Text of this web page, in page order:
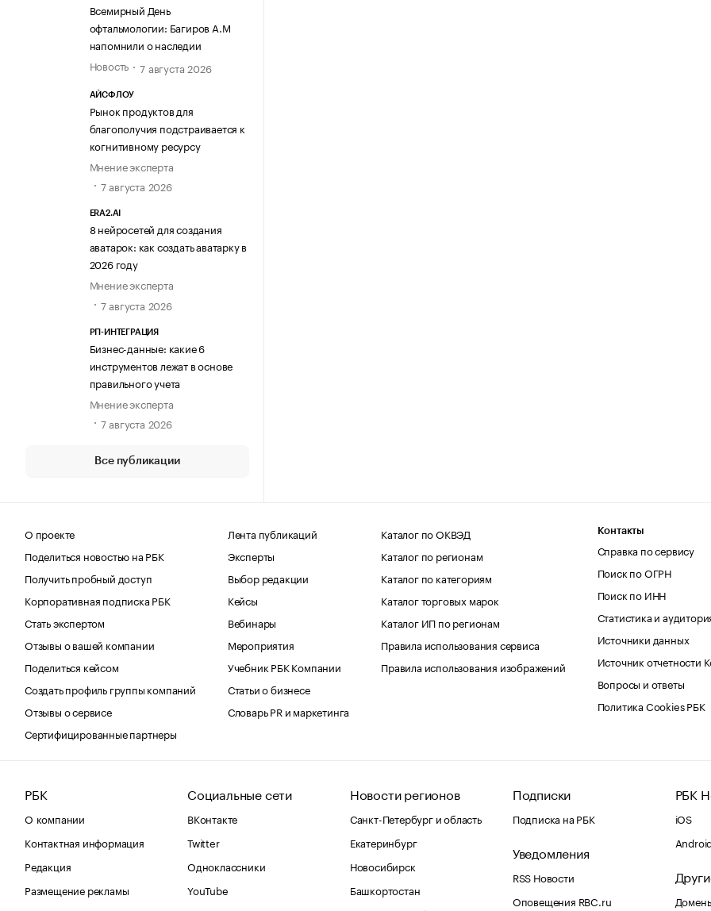
Всемирный День
офтальмологии: Багиров А.М
напомнили о наследии
Новость
7 августа 2026
АЙСФЛОУ
Рынок продуктов для
благополучия подстраивается к
когнитивному ресурсу
Мнение эксперта
7 августа 2026
ERA2.AI
8 нейросетей для создания
аватарок: как создать аватарку в
2026 году
Мнение эксперта
7 августа 2026
РП-ИНТЕГРАЦИЯ
Бизнес-данные: какие 6
инструментов лежат в основе
правильного учета
Мнение эксперта
7 августа 2026
Все публикации
О проекте
Поделиться новостью на РБК
Получить пробный доступ
Корпоративная подписка РБК
Стать экспертом
Отзывы о вашей компании
Поделиться кейсом
Создать профиль группы компаний
Отзывы о сервисе
Сертифицированные партнеры
Лента публикаций
Эксперты
Выбор редакции
Кейсы
Вебинары
Мероприятия
Учебник РБК Компании
Статьи о бизнесе
Словарь PR и маркетинга
Каталог по ОКВЭД
Каталог по регионам
Каталог по категориям
Каталог торговых марок
Каталог ИП по регионам
Правила использования сервиса
Правила использования изображений
Контакты
Справка по сервису
Поиск по ОГРН
Поиск по ИНН
Статистика и
Источники данных
Источник отчетности
Вопросы и ответы
Политика Cookies РБК
РБК
О компании
Контактная информация
Редакция
Размещение рекламы
Социальные сети
ВКонтакте
Twitter
Одноклассники
YouTube
Новости регионов
Санкт-Петербург и область
Екатеринбург
Новосибирск
Башкортостан
Подписки
Подписка на РБК
Уведомления
RSS Новости
Оповещения RBC.ru
РБК
iOS